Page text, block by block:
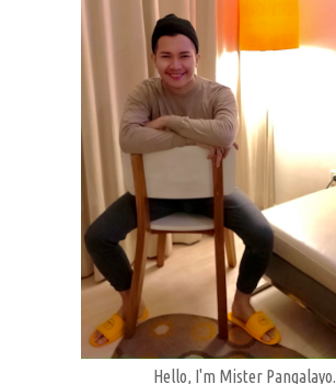
Hello, I'm Mister Pangalayo.